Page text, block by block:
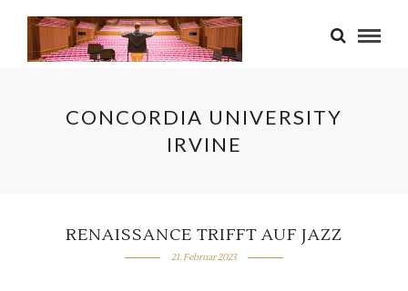
CONCORDIA UNIVERSITY
IRVINE
RENAISSANCE TRIFFT AUF JAZZ
21. Februar 2023